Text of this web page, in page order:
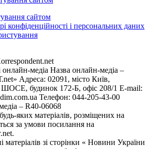
сайтом
конфіденційності і персональних даних
онлайн-медіа Назва онлайн-медіа –
Адреса: 02091, місто Київ,
будинок 172-Б, офіс 208/1 E-mail:
Телефон: 044-205-43-00
– R40-06068
яких матеріалів, розміщених на
за умови посилання на
матеріалів зі сторінки « Новини України